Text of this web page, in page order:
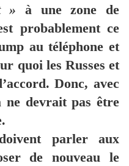
» à une zone de
probablement ce
au téléphone et
quoi les Russes et
Donc, avec
ne devrait pas être
parler aux
de nouveau le